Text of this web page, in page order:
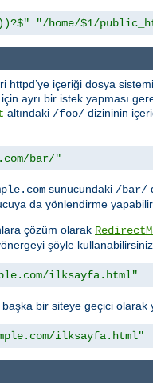
"/home/$1/
httpd’ye içeriği dosya
ayrı bir istek yapması
altındaki /foo/ dizininin
bar/"
sunucundaki /bar/
da yönlendirme
çözüm olarak
şöyle
ilksayfa.html"
bir siteye geçici
ilksayfa.html"